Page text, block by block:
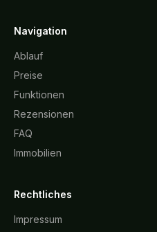
Navigation
Ablauf
Preise
Funktionen
Rezensionen
FAQ
Immobilien
Rechtliches
Impressum